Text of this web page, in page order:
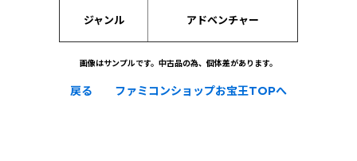
ジャンル アドベンチャー
画像はサンプルです。中古品の為、個体差があります。
戻る ファミコンショップお宝王TOPへ